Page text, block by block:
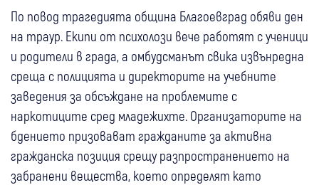
По повод трагедията община Благоевград обяви ден
на траур. Екипи от психолози вече работят с ученици
и родители в града, а омбудсманът свика извънредна
среща с полицията и директорите на учебните
заведения за обсъждане на проблемите с
наркотиците сред младежихте. Организаторите на
бдението призовават гражданите за активна
гражданска позиция срещу разпространението на
забранени вещества, което определят като